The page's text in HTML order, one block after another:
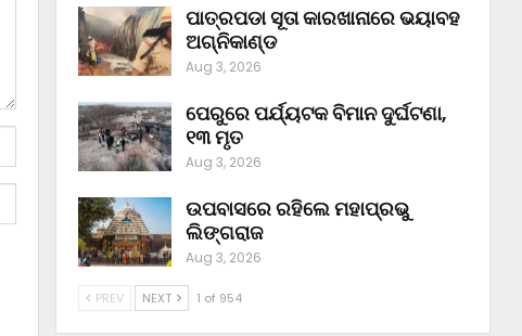
ପାତ୍ରପଡା ସୂତା କାରଖାନାରେ ଭୟାବହ
ଅଗ୍ନିକାଣ୍ଡ
Aug 3, 2026
ପେରୁରେ ପର୍ଯ୍ୟଟକ ବିମାନ ଦୁର୍ଘଟଣା,
୧୩ ମୃତ
Aug 3, 2026
ଉପବାସରେ ରହିଲେ ମହାପ୍ରଭୁ
ଲିଙ୍ଗରାଜ
Aug 3, 2026
PREV NEXT 1 of 954